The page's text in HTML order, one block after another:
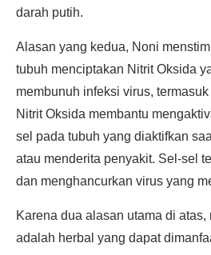
darah putih.
Alasan yang kedua, Noni
tubuh menciptakan Nitrit Oksida
membunuh infeksi virus,
Nitrit Oksida membantu
sel pada tubuh yang diaktifkan
atau menderita penyakit. Sel-sel
dan menghancurkan virus yang
Karena dua alasan utama di
adalah herbal yang dapat